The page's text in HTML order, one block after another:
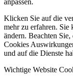
Klicken Sie auf die
mehr zu erfahren. Sie
ändern. Beachten
Cookies
und auf die Dienste
Wichtige Website